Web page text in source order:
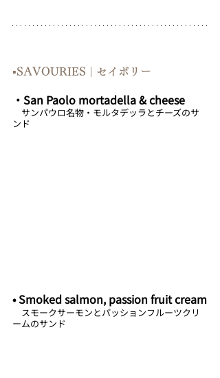
▪︎SAVOURIES | セイボリー
・﻿﻿San Paolo mortadella & cheese
サンパウロ名物・モルタデッラとチーズのサ
ンド
• Smoked salmon, passion fruit cream
スモークサーモンとパッションフルーツクリ
ームのサンド